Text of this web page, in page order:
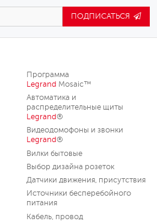
ПОДПИСАТЬСЯ
Программа
Legrand Mosaic™
Автоматика и
распределительные щиты
Legrand®
Видеодомофоны и звонки
Legrand®
Вилки бытовые
Выбор дизайна розеток
Датчики движения, присутствия
Источники бесперебойного
питания
Кабель, провод